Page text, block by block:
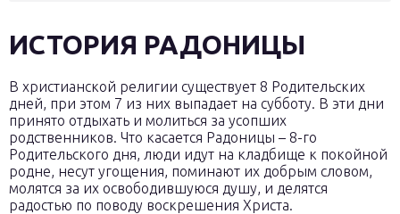
ИСТОРИЯ РАДОНИЦЫ
В христианской религии существует 8 Родительских
дней, при этом 7 из них выпадает на субботу. В эти дни
принято отдыхать и молиться за усопших
родственников. Что касается Радоницы – 8-го
Родительского дня, люди идут на кладбище к покойной
родне, несут угощения, поминают их добрым словом,
молятся за их освободившуюся душу, и делятся
радостью по поводу воскрешения Христа.